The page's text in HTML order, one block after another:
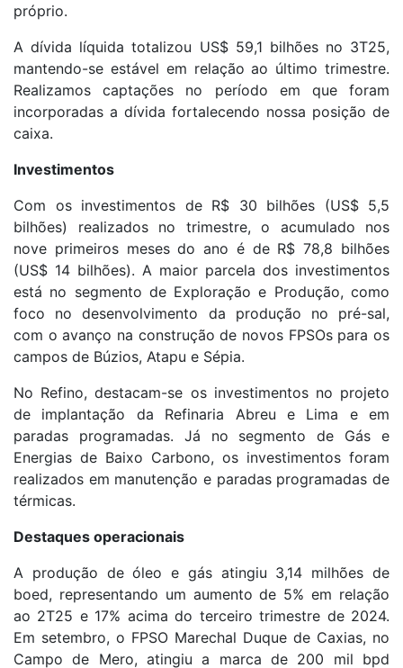
próprio.
A dívida líquida totalizou US$ 59,1 bilhões no 3T25,
mantendo-se estável em relação ao último trimestre.
Realizamos captações no período em que foram
incorporadas a dívida fortalecendo nossa posição de
caixa.
Investimentos
Com os investimentos de R$ 30 bilhões (US$ 5,5
bilhões) realizados no trimestre, o acumulado nos
nove primeiros meses do ano é de R$ 78,8 bilhões
(US$ 14 bilhões). A maior parcela dos investimentos
está no segmento de Exploração e Produção, como
foco no desenvolvimento da produção no pré-sal,
com o avanço na construção de novos FPSOs para os
campos de Búzios, Atapu e Sépia.
No Refino, destacam-se os investimentos no projeto
de implantação da Refinaria Abreu e Lima e em
paradas programadas. Já no segmento de Gás e
Energias de Baixo Carbono, os investimentos foram
realizados em manutenção e paradas programadas de
térmicas.
Destaques operacionais
A produção de óleo e gás atingiu 3,14 milhões de
boed, representando um aumento de 5% em relação
ao 2T25 e 17% acima do terceiro trimestre de 2024.
Em setembro, o FPSO Marechal Duque de Caxias, no
Campo de Mero, atingiu a marca de 200 mil bpd